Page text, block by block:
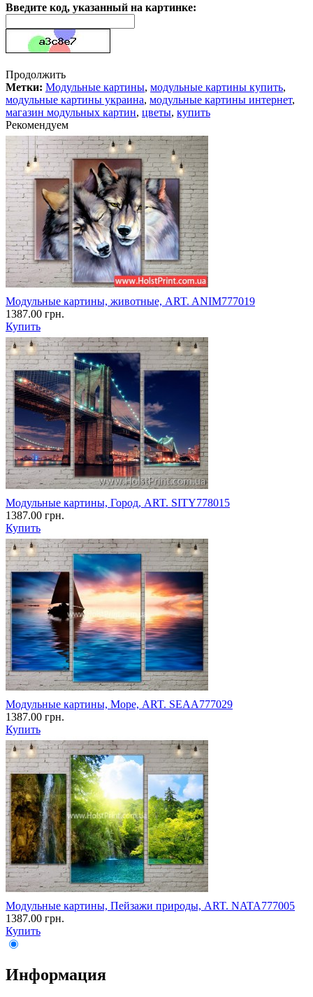
Введите код, указанный на картинке:
Продолжить
Метки: Модульные картины, модульные картины купить,
модульные картины украина, модульные картины интернет,
магазин модульных картин, цветы, купить
Рекомендуем
Модульные картины, животные, ART. ANIM777019
1387.00 грн.
Купить
Модульные картины, Город, ART. SITY778015
1387.00 грн.
Купить
Модульные картины, Море, ART. SEAA777029
1387.00 грн.
Купить
Модульные картины, Пейзажи природы, ART. NATA777005
1387.00 грн.
Купить
Информация